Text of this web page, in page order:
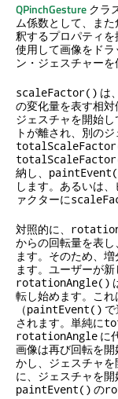
QPinchGestureクラ
ム係数として、ま
釈するプロパティ
使用して画像をド
ン・ジェスチャーを
scaleFactor() は
の変化量を表す相対
ジェスチャを開始
トが離され、別の
納し、
します。あるいは
ァクターに
対照的に、
からの回転量を表し、
ます。そのため、
ます。ユーザーが
rotationAngle()
転し始めます。こ
（paintEvent()
されます。単純に
rotationAngle に
画像は再び回転を
かし、ジェスチャ
に、ジェスチャを開
paintEvent() の